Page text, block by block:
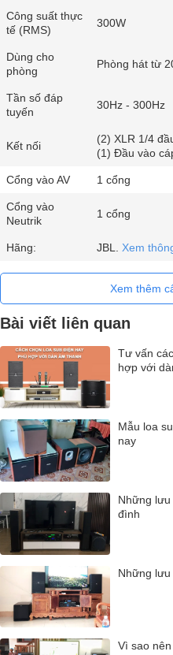
Công suất thực
tế (RMS)
300W
Dùng cho
phòng
Phòng hát từ
Tần số đáp
tuyến
30Hz - 300Hz
Kết nối
(2) XLR 1/4
(1) Đầu vào
Cổng vào AV 1 cổng
Cổng vào
Neutrik
1 cổng
Hãng: JBL. Xem
Xem thêm
Bài viết liên quan
Tư vấn
hợp với
Mẫu loa
nay
Những lưu
đình
Những
Vì sao